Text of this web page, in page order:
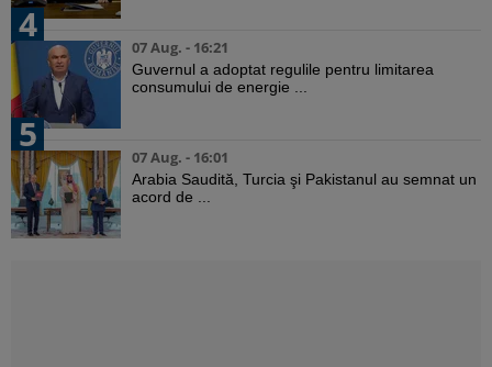
4
07 Aug. - 16:21
Guvernul a adoptat regulile pentru limitarea
consumului de energie ...
5
07 Aug. - 16:01
Arabia Saudită, Turcia şi Pakistanul au semnat un
acord de ...